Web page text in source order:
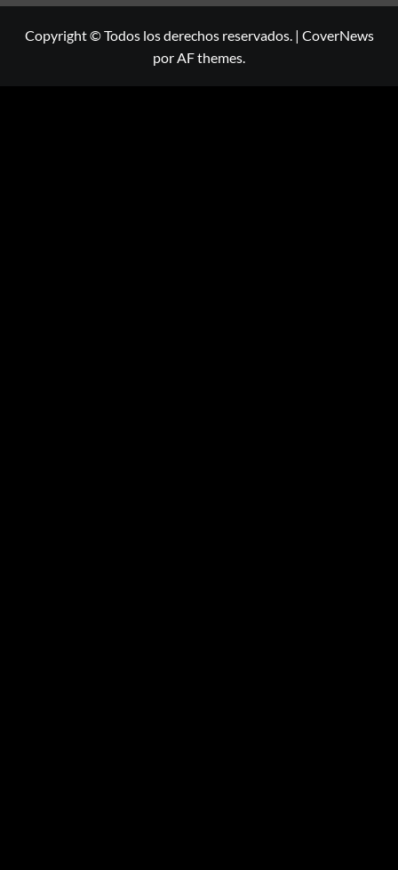
Copyright © Todos los derechos reservados. | CoverNews
por AF themes.